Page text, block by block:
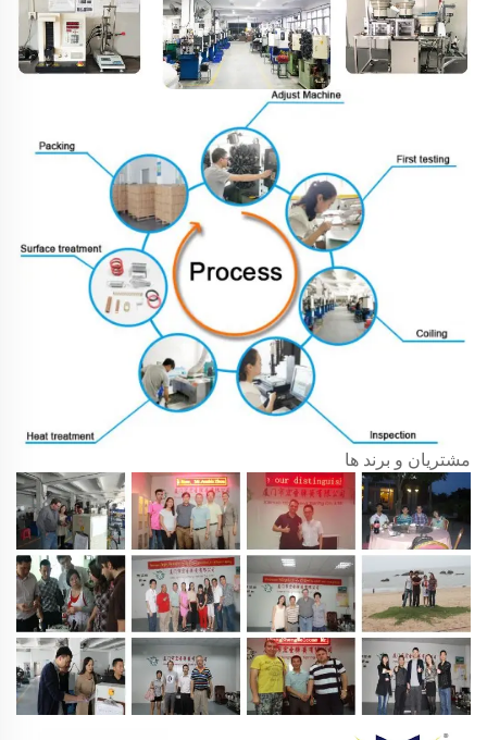
مشتریان و برند ها